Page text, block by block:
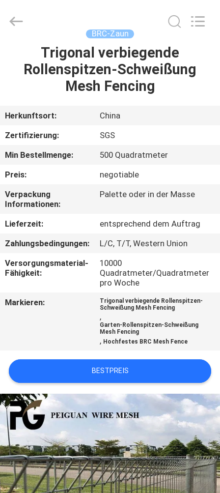
PRODUKTE
ÜBER
UNS
FABRIK-
AUSFLUG
QUALITÄTSKONTROLLE
TRETEN
SIE
MIT
IN
NACHRICHTEN
FORDERN
SIE
EIN
ZITAT
SITEMAP
Management
Services
BRC-Zaun
Trigonal verbiegende
Rollenspitzen-Schweißung
Mesh Fencing
Herkunftsort:
China
Zertifizierung:
SGS
Min Bestellmenge:
500 Quadratmeter
Preis:
negotiable
Verpackung
Informationen:
Palette oder in der Masse
Lieferzeit:
entsprechend dem Auftrag
Zahlungsbedingungen:
L/C, T/T, Western Union
Versorgungsmaterial-
Fähigkeit:
10000
Quadratmeter/Quadratmeter
pro Woche
Markieren:
Trigonal verbiegende Rollenspitzen-
Schweißung Mesh Fencing
,
Garten-Rollenspitzen-Schweißung
Mesh Fencing
, Hochfestes BRC Mesh Fence
BESTPREIS